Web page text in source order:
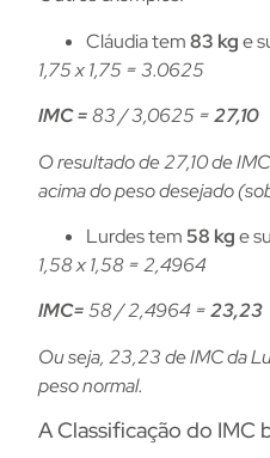
Cláudia tem83 kge
1,75 x 1,75 = 3.0625
IMC =83 / 3,0625 =27,10
O resultado de 27,10 de
acima do peso desejado
Lurdes tem58 kge
1,58 x 1,58 = 2,4964
IMC=58 / 2,4964 =23,23
Ou seja, 23,23 de IMC da
peso normal.
A Classificação do IMC